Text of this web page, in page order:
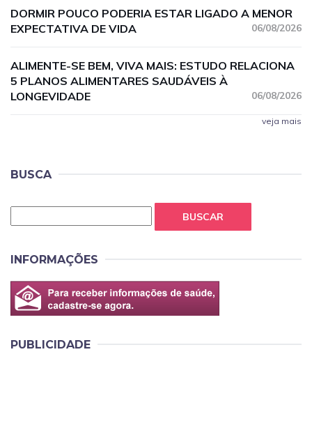
DORMIR POUCO PODERIA ESTAR LIGADO A MENOR
EXPECTATIVA DE VIDA
06/08/2026
ALIMENTE-SE BEM, VIVA MAIS: ESTUDO RELACIONA
5 PLANOS ALIMENTARES SAUDÁVEIS À
LONGEVIDADE
06/08/2026
veja mais
BUSCA
BUSCAR
INFORMAÇÕES
PUBLICIDADE